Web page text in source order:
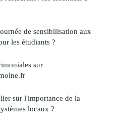
de sensibilisation aux
les étudiants ?
sur
sur l'importance de la
locaux ?